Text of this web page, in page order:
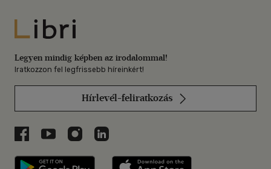
Libri
Legyen mindig képben az irodalommal!
Iratkozzon fel legfrissebb híreinkért!
Hírlevél-feliratkozás
Libri a Facebookon
Libri a Youtube-on
Libri az Instagramon
Libri a LinkedInen
Libri applikáció Szerezd meg: Google